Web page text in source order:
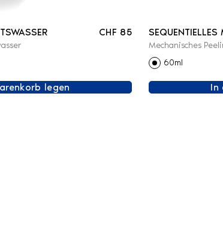
CHF 85
legen
SEQUENTIELLES
Mechanisches
60ml
In